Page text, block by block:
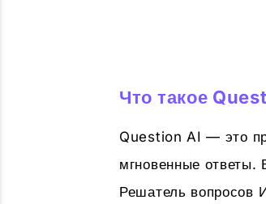
Что такое
Question AI — это
мгновенные ответы.
Решатель вопросов